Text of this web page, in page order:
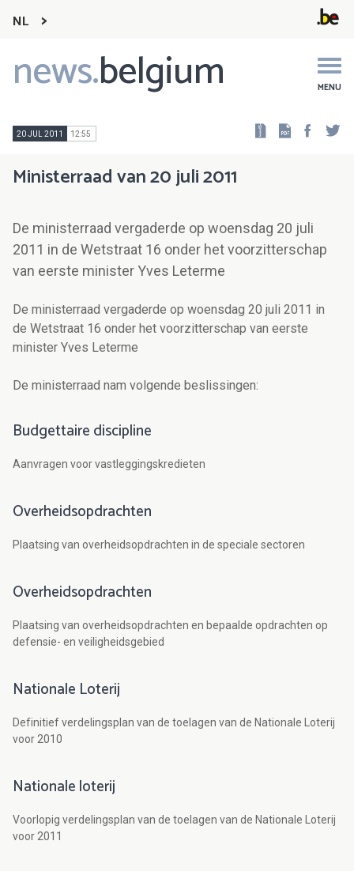
NL
news.belgium MENU
Main
navigation
20 JUL 2011 12:55
Ministerraad van 20 juli 2011
De ministerraad vergaderde op woensdag 20 juli
2011 in de Wetstraat 16 onder het voorzitterschap
van eerste minister Yves Leterme
De ministerraad vergaderde op woensdag 20 juli 2011 in
de Wetstraat 16 onder het voorzitterschap van eerste
minister Yves Leterme
De ministerraad nam volgende beslissingen:
Budgettaire discipline
Aanvragen voor vastleggingskredieten
Overheidsopdrachten
Plaatsing van overheidsopdrachten in de speciale sectoren
Overheidsopdrachten
Plaatsing van overheidsopdrachten en bepaalde opdrachten op
defensie- en veiligheidsgebied
Nationale Loterij
Definitief verdelingsplan van de toelagen van de Nationale Loterij
voor 2010
Nationale loterij
Voorlopig verdelingsplan van de toelagen van de Nationale Loterij
voor 2011